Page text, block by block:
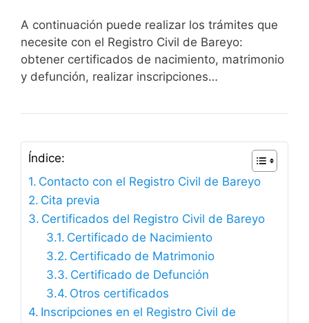
A continuación puede realizar los trámites que
necesite con el Registro Civil de Bareyo:
obtener certificados de nacimiento, matrimonio
y defunción, realizar inscripciones…
Índice:
Contacto con el Registro Civil de Bareyo
Cita previa
Certificados del Registro Civil de Bareyo
Certificado de Nacimiento
Certificado de Matrimonio
Certificado de Defunción
Otros certificados
Inscripciones en el Registro Civil de